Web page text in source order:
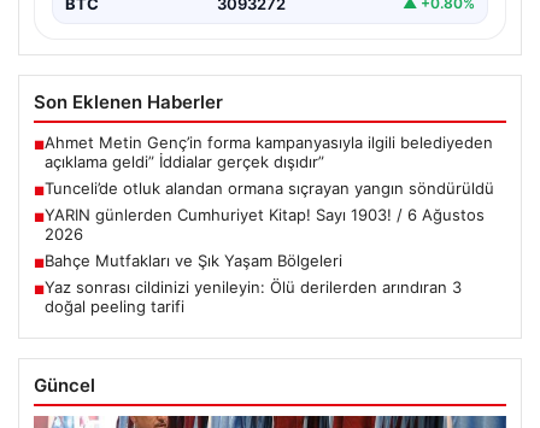
Son Eklenen Haberler
■Ahmet Metin Genç’in forma kampanyasıyla ilgili belediyeden
açıklama geldi” İddialar gerçek dışıdır”
■Tunceli’de otluk alandan ormana sıçrayan yangın söndürüldü
■YARIN günlerden Cumhuriyet Kitap! Sayı 1903! / 6 Ağustos
2026
■Bahçe Mutfakları ve Şık Yaşam Bölgeleri
■Yaz sonrası cildinizi yenileyin: Ölü derilerden arındıran 3
doğal peeling tarifi
Güncel